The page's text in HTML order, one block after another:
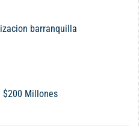
barranquilla
$200 Millones